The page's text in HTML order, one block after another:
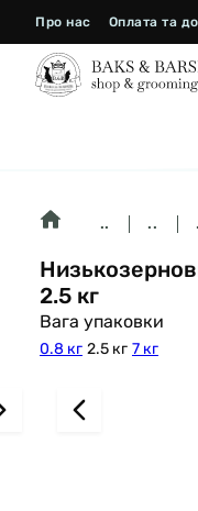
Про нас Оплата та
.. ..
2.5 кг
Вага упаковки
0.8 кг 2.5 кг 7 кг